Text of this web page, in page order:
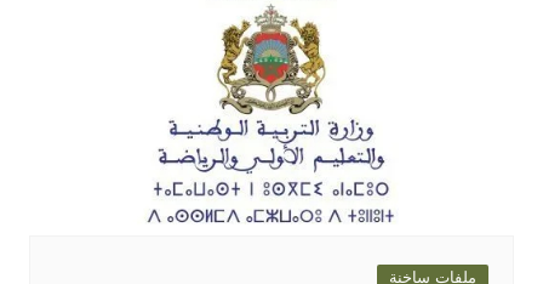
ملفات ساخنة